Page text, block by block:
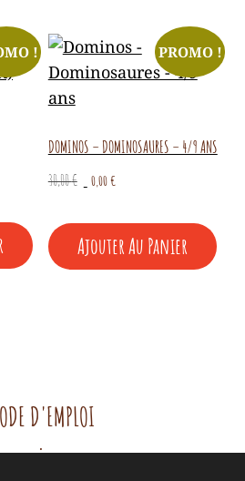
! PROMO !
DOMINOS – DOMINOSAURES – 4/9 ANS
30,00€
Le
initial
était :
0,00€
actuel
est :
Ajouter Au Panier
D'EMPLOI
.